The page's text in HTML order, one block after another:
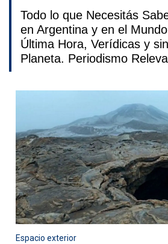
Todo lo que Necesitás
en Argentina y en el
Última Hora, Verídicas y
Planeta. Periodismo
Espacio exterior